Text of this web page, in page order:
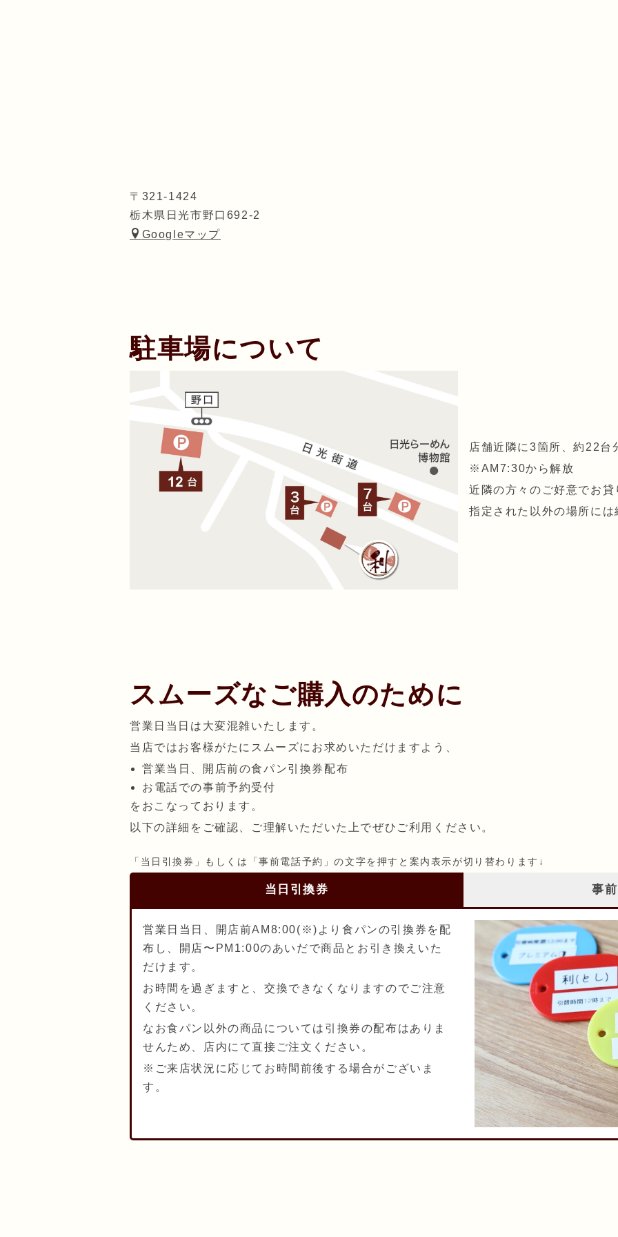
〒321-1424
栃木県日光市野口692-2
Googleマップ
駐車場について
店舗近隣に3箇所、約22台
※AM7:30から解放
近隣の方々のご好意でお
指定された以外の場所に
スムーズなご購入のために
営業日当日は大変混雑いたします。
当店ではお客様がたにスムーズにお求めいただけますよう、
営業当日、開店前の食パン引換券配布
お電話での事前予約受付
をおこなっております。
以下の詳細をご確認、ご理解いただいた上でぜひご利用ください。
「当日引換券」もしくは「事前電話予約」の文字を押すと案内表示が切り替わります↓
当日引換券 事
営業日当日、開店前AM8:00(※)より食パンの引換券を配
布し、開店〜PM1:00のあいだで商品とお引き換えいた
だけます。
お時間を過ぎますと、交換できなくなりますのでご注意
ください。
なお食パン以外の商品については引換券の配布はありま
せんため、店内にて直接ご注文ください。
※ご来店状況に応じてお時間前後する場合がございま
す。